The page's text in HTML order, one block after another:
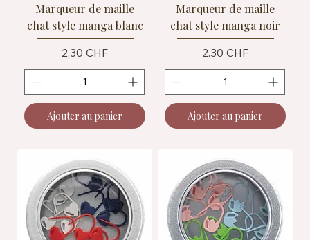
Marqueur de maille
chat style manga blanc
Prix
2.30 CHF
Ajouter au panier
Marqueur de maille
chat style manga noir
Prix
2.30 CHF
Ajouter au panier